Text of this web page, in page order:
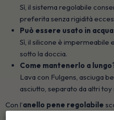
Sì, il sistema regolabile
preferita senza rigidità
Può essere usato in
Sì, il silicone è
sotto la doccia.
Come mantenerlo a
Lava con Fulgens, asciuga
asciutto, separato da altri toy
Con l’anello pene regolabile
controllo, comfort e stimolazione